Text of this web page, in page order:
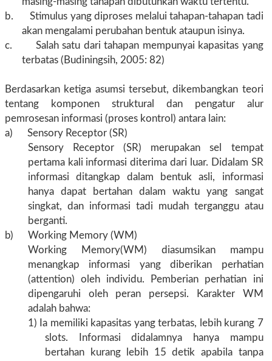
b. Stimulus yang diproses melalui tahapan-tahapan tadi
akan mengalami perubahan bentuk ataupun isinya.
c. Salah satu dari tahapan mempunyai kapasitas yang
terbatas (Budiningsih, 2005: 82)
Berdasarkan ketiga asumsi tersebut, dikembangkan teori
tentang komponen struktural dan pengatur alur
pemrosesan informasi (proses kontrol) antara lain:
a) Sensory Receptor (SR)
Sensory Receptor (SR) merupakan sel tempat
pertama kali informasi diterima dari luar. Didalam SR
informasi ditangkap dalam bentuk asli, informasi
hanya dapat bertahan dalam waktu yang sangat
singkat, dan informasi tadi mudah terganggu atau
berganti.
b) Working Memory (WM)
Working Memory(WM) diasumsikan mampu
menangkap informasi yang diberikan perhatian
(attention) oleh individu. Pemberian perhatian ini
dipengaruhi oleh peran persepsi. Karakter WM
adalah bahwa:
1) Ia memiliki kapasitas yang terbatas, lebih kurang 7
slots. Informasi didalamnya hanya mampu
bertahan kurang lebih 15 detik apabila tanpa